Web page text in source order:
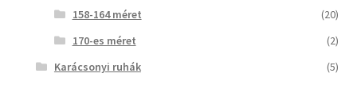
158-164 méret
(20)
170-es méret
(2)
Karácsonyi ruhák
(5)